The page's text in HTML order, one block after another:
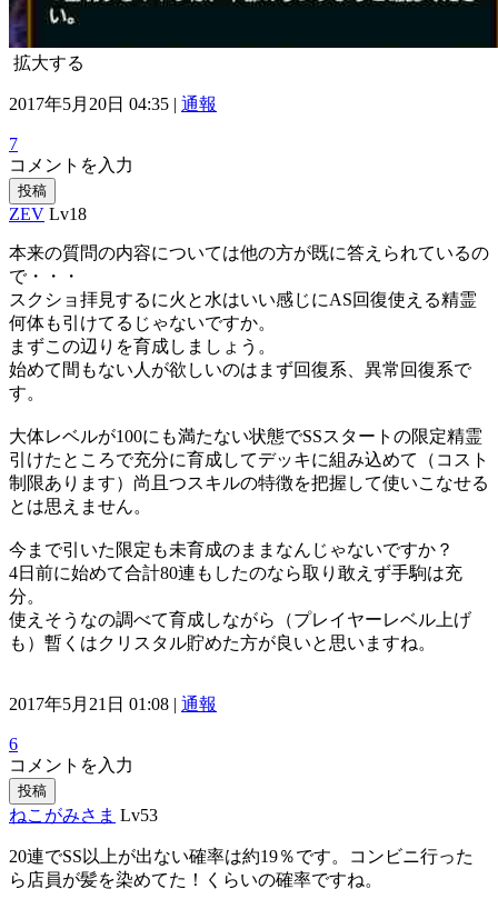
拡大する
2017年5月20日 04:35 | 通報
7
コメントを入力
投稿
ZEV Lv18
本来の質問の内容については他の方が既に答えられているの
で・・・
スクショ拝見するに火と水はいい感じにAS回復使える精霊
何体も引けてるじゃないですか。
まずこの辺りを育成しましょう。
始めて間もない人が欲しいのはまず回復系、異常回復系で
す。
大体レベルが100にも満たない状態でSSスタートの限定精霊
引けたところで充分に育成してデッキに組み込めて（コスト
制限あります）尚且つスキルの特徴を把握して使いこなせる
とは思えません。
今まで引いた限定も未育成のままなんじゃないですか？
4日前に始めて合計80連もしたのなら取り敢えず手駒は充
分。
使えそうなの調べて育成しながら（プレイヤーレベル上げ
も）暫くはクリスタル貯めた方が良いと思いますね。
2017年5月21日 01:08 | 通報
6
コメントを入力
投稿
ねこがみさま Lv53
20連でSS以上が出ない確率は約19％です。コンビニ行った
ら店員が髪を染めてた！くらいの確率ですね。